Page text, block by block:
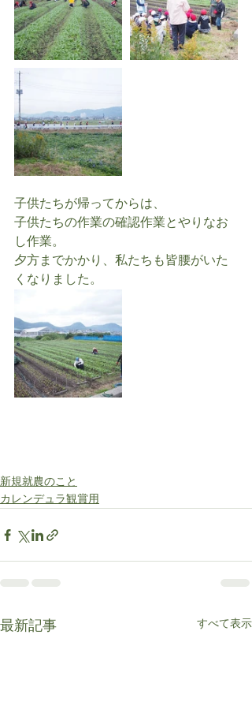
子供たちが帰ってからは、
子供たちの作業の確認作業とやりなお
し作業。
夕方までかかり、私たちも皆腰がいた
くなりました。
新規就農のこと
カレンデュラ観賞用
最新記事 すべて表示